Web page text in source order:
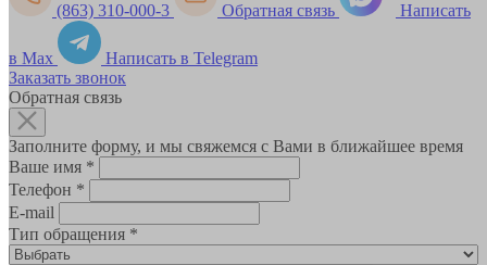
(863) 310-000-3 Обратная связь Написать
в Max
Написать в Telegram
Заказать звонок
Обратная связь
Заполните форму, и мы свяжемся с Вами в ближайшее время
Ваше имя *
Телефон *
E-mail
Тип обращения *